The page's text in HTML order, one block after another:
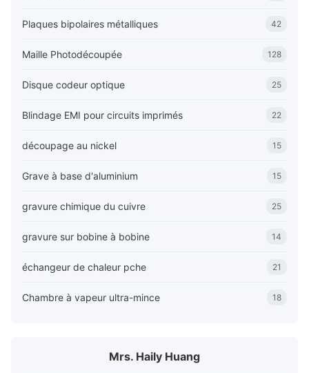
Plaques bipolaires métalliques 42
Maille Photodécoupée 128
Disque codeur optique 25
Blindage EMI pour circuits imprimés 22
découpage au nickel 15
Grave à base d'aluminium 15
gravure chimique du cuivre 25
gravure sur bobine à bobine 14
échangeur de chaleur pche 21
Chambre à vapeur ultra-mince 18
Mrs. Haily Huang